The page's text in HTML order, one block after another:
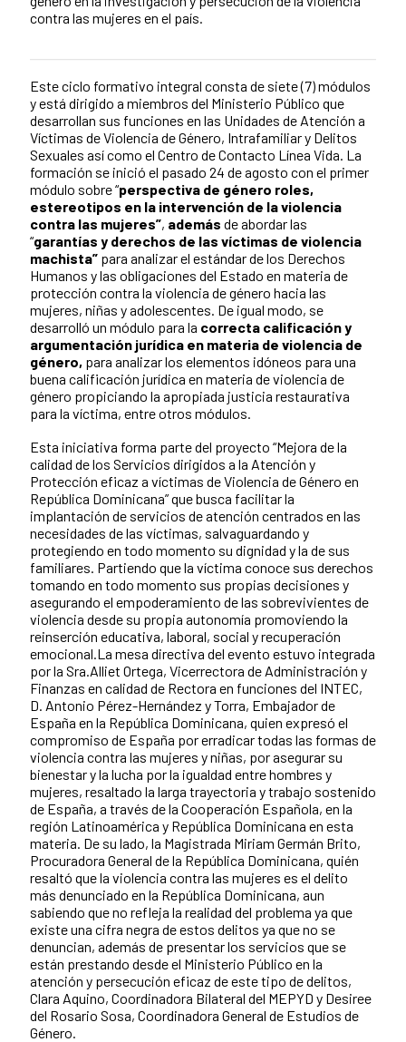
contra las mujeres en el país.
Contenido de la noticia
Este ciclo formativo integral consta de siete (7) módulos
y está dirigido a miembros del Ministerio Público que
desarrollan sus funciones en las Unidades de Atención a
Víctimas de Violencia de Género, Intrafamiliar y Delitos
Sexuales así como el Centro de Contacto Línea Vida. La
formación se inició el pasado 24 de agosto con el primer
módulo sobre “perspectiva de género roles,
estereotipos en la intervención de la violencia
contra las mujeres”, además de abordar las
“garantías y derechos de las víctimas de violencia
machista” para analizar el estándar de los Derechos
Humanos y las obligaciones del Estado en materia de
protección contra la violencia de género hacia las
mujeres, niñas y adolescentes. De igual modo, se
desarrolló un módulo para la correcta calificación y
argumentación jurídica en materia de violencia de
género, para analizar los elementos idóneos para una
buena calificación jurídica en materia de violencia de
género propiciando la apropiada justicia restaurativa
para la víctima, entre otros módulos.
Esta iniciativa forma parte del proyecto “Mejora de la
calidad de los Servicios dirigidos a la Atención y
Protección eficaz a víctimas de Violencia de Género en
República Dominicana” que busca facilitar la
implantación de servicios de atención centrados en las
necesidades de las víctimas, salvaguardando y
protegiendo en todo momento su dignidad y la de sus
familiares. Partiendo que la víctima conoce sus derechos
tomando en todo momento sus propias decisiones y
asegurando el empoderamiento de las sobrevivientes de
violencia desde su propia autonomía promoviendo la
reinserción educativa, laboral, social y recuperación
emocional.La mesa directiva del evento estuvo integrada
por la Sra.Alliet Ortega, Vicerrectora de Administración y
Finanzas en calidad de Rectora en funciones del INTEC,
D. Antonio Pérez-Hernández y Torra, Embajador de
España en la República Dominicana, quien expresó el
compromiso de España por erradicar todas las formas de
violencia contra las mujeres y niñas, por asegurar su
bienestar y la lucha por la igualdad entre hombres y
mujeres, resaltado la larga trayectoria y trabajo sostenido
de España, a través de la Cooperación Española, en la
región Latinoamérica y República Dominicana en esta
materia. De su lado, la Magistrada Miriam Germán Brito,
Procuradora General de la República Dominicana, quién
resaltó que la violencia contra las mujeres es el delito
más denunciado en la República Dominicana, aun
sabiendo que no refleja la realidad del problema ya que
existe una cifra negra de estos delitos ya que no se
denuncian, además de presentar los servicios que se
están prestando desde el Ministerio Público en la
atención y persecución eficaz de este tipo de delitos,
Clara Aquino, Coordinadora Bilateral del MEPYD y Desiree
del Rosario Sosa, Coordinadora General de Estudios de
Género.